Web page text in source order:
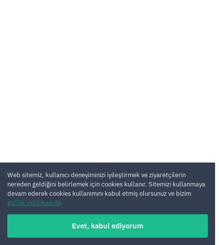
Web sitemiz, kullanıcı deneyiminizi iyileştirmek ve ziyaretçilerin
nereden geldiğini belirlemek için cookies kullanır. Sitemizi kullanmaya
devam ederek cookies kullanımını kabul etmiş olursunuz ve bizim
gizlilik politikası ile
Evet, kabul ediyorum